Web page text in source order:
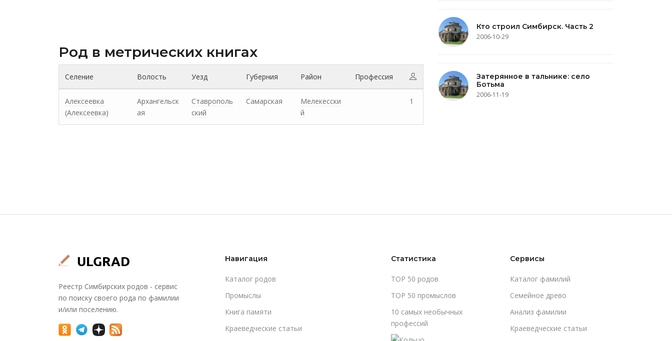
Род в метрических книгах
Селение Волость Уезд Губерния Район Профессия
Алексеевка
(Алексеевка)
Архангельск
ая
Ставрополь
ский
Самарская
Мелекесски
й
1
Кто строил Симбирск. Часть 2
2006-10-29
Затерянное в тальнике: село
Ботьма
2006-11-19
Реестр Симбирских родов - сервис
по поиску своего рода по фамилии
и/или поселению.
Навигация
Каталог родов
Промыслы
Книга памяти
Краеведческие статьи
Статистика
TOP 50 родов
TOP 50 промыслов
10 самых необычных
профессий
Сервисы
Каталог фамилий
Cемейное древо
Анализ фамилии
Краеведческие статьи